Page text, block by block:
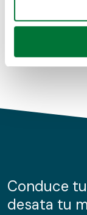
Identificar
para buscar
Obtenga más
de cookies.
información
nuestros
Conduce
desata tu